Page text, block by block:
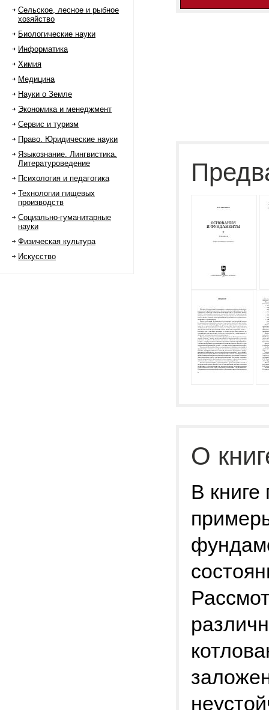
Сельское, лесное и рыбное
хозяйство
Биологические науки
Информатика
Химия
Медицина
Науки о Земле
Экономика и менеджмент
Сервис и туризм
Право. Юридические науки
Языкознание. Лингвистика.
Литературоведение
Психология и педагогика
Технологии пищевых
производств
Социально-гуманитарные
науки
Физическая культура
Искусство
О
В